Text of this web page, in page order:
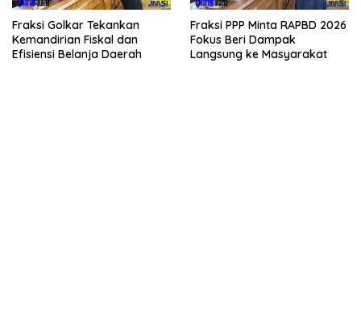
Fraksi Golkar Tekankan
Kemandirian Fiskal dan
Efisiensi Belanja Daerah
Fraksi PPP Minta RAPBD 2026
Fokus Beri Dampak
Langsung ke Masyarakat